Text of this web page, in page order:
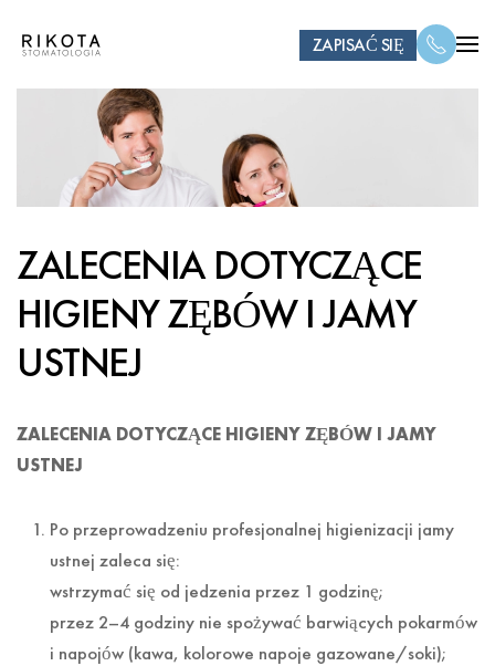
ZAPISAĆ SIĘ
ZALECENIA DOTYCZĄCE
HIGIENY ZĘBÓW I JAMY
USTNEJ
ZALECENIA DOTYCZĄCE HIGIENY ZĘBÓW I JAMY
USTNEJ
Po przeprowadzeniu profesjonalnej higienizacji jamy
ustnej zaleca się:
wstrzymać się od jedzenia przez 1 godzinę;
przez 2–4 godziny nie spożywać barwiących pokarmów
i napojów (kawa, kolorowe napoje gazowane/soki);